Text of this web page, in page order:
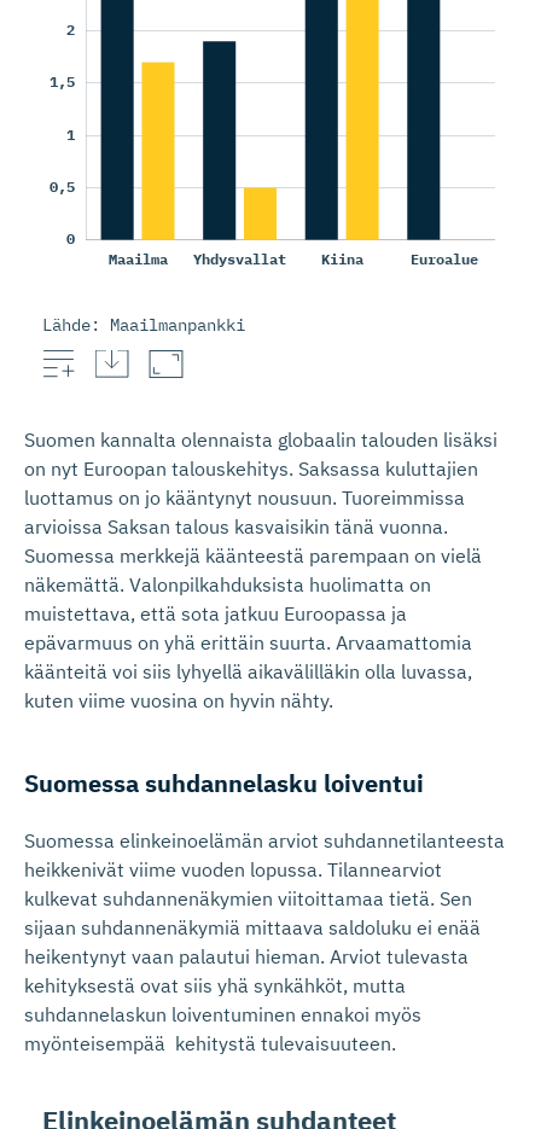
Lähde: Maailmanpankki
Suomen kannalta olennaista globaalin talouden lisäksi
on nyt Euroopan talouskehitys. Saksassa kuluttajien
luottamus on jo kääntynyt nousuun. Tuoreimmissa
arvioissa Saksan talous kasvaisikin tänä vuonna.
Suomessa merkkejä käänteestä parempaan on vielä
näkemättä. Valonpilkahduksista huolimatta on
muistettava, että sota jatkuu Euroopassa ja
epävarmuus on yhä erittäin suurta. Arvaamattomia
käänteitä voi siis lyhyellä aikavälilläkin olla luvassa,
kuten viime vuosina on hyvin nähty.
Suomessa suhdannelasku loiventui
Suomessa elinkeinoelämän arviot suhdannetilanteesta
heikkenivät viime vuoden lopussa. Tilannearviot
kulkevat suhdannenäkymien viitoittamaa tietä. Sen
sijaan suhdannenäkymiä mittaava saldoluku ei enää
heikentynyt vaan palautui hieman. Arviot tulevasta
kehityksestä ovat siis yhä synkähköt, mutta
suhdannelaskun loiventuminen ennakoi myös
myönteisempää kehitystä tulevaisuuteen.
Elinkeinoelämän suhdanteet